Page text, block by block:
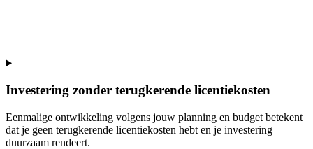
Investering zonder terugkerende licentiekosten
Eenmalige ontwikkeling volgens jouw planning en budget betekent
dat je geen terugkerende licentiekosten hebt en je investering
duurzaam rendeert.